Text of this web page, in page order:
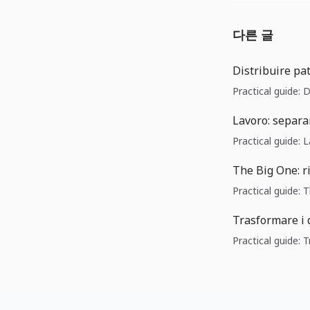
다른 글
Distribuire
Practical guide:
Lavoro:
Practical guide:
The Big One:
Practical guide:
Trasformare i
Practical guide: